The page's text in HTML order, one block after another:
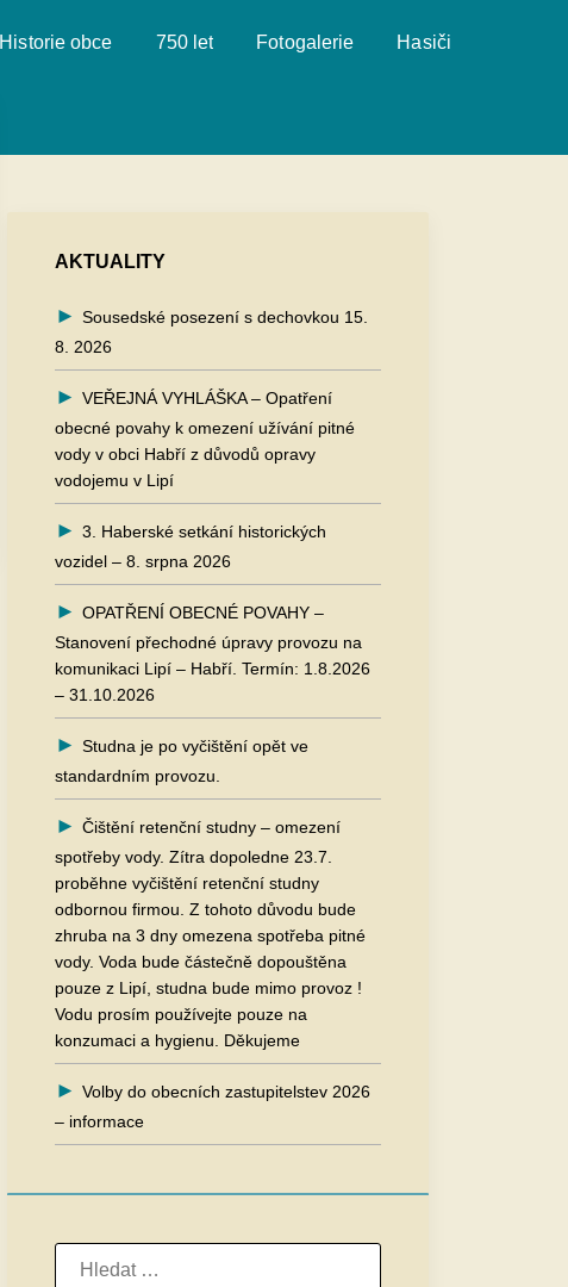
Historie obce 750 let Fotogalerie Hasiči
AKTUALITY
Sousedské posezení s dechovkou 15.
8. 2026
VEŘEJNÁ VYHLÁŠKA – Opatření
obecné povahy k omezení užívání pitné
vody v obci Habří z důvodů opravy
vodojemu v Lipí
3. Haberské setkání historických
vozidel – 8. srpna 2026
OPATŘENÍ OBECNÉ POVAHY –
Stanovení přechodné úpravy provozu na
komunikaci Lipí – Habří. Termín: 1.8.2026
– 31.10.2026
Studna je po vyčištění opět ve
standardním provozu.
Čištění retenční studny – omezení
spotřeby vody. Zítra dopoledne 23.7.
proběhne vyčištění retenční studny
odbornou firmou. Z tohoto důvodu bude
zhruba na 3 dny omezena spotřeba pitné
vody. Voda bude částečně dopouštěna
pouze z Lipí, studna bude mimo provoz !
Vodu prosím používejte pouze na
konzumaci a hygienu. Děkujeme
Volby do obecních zastupitelstev 2026
– informace